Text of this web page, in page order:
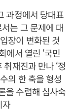
과정에서 당대표
는 그 문제에 대
장이 변화된 것
에서 열린 ‘국민
재진과 만나 ‘정
의 한 축을 형성
을 수렴해 심사숙
자